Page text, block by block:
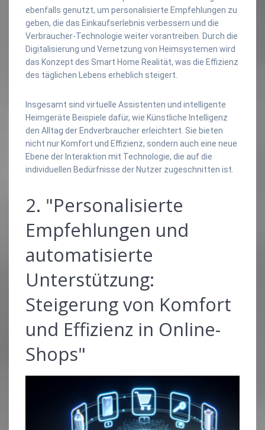
ebenfalls genutzt, um personalisierte Empfehlungen zu
geben, die das Einkaufserlebnis verbessern und die
Verbraucher-Technologie weiter vorantreiben. Durch die
Digitalisierung und Vernetzung von Heimsystemen wird
das Konzept des Smart Home Realität, was die Effizienz
des täglichen Lebens erheblich steigert.
Insgesamt sind virtuelle Assistenten und intelligente
Heimgeräte Beispiele dafür, wie Künstliche Intelligenz
den Alltag der Endverbraucher erleichtert. Sie bieten
nicht nur Komfort und Effizienz, sondern auch eine neue
Ebene der Interaktion mit Technologie, die auf die
individuellen Bedürfnisse der Nutzer zugeschnitten ist.
2. "Personalisierte
Empfehlungen und
automatisierte
Unterstützung:
Steigerung von Komfort
und Effizienz in Online-
Shops"